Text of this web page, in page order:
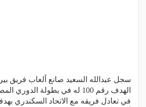
سجل عبدالله السعيد صانع ألعاب فريق
الهدف رقم 100 له في بطولة
في تعادل فريقه مع الاتحاد السكندري